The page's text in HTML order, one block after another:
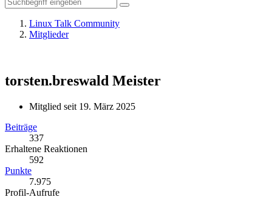
Linux Talk Community
Mitglieder
torsten.breswald Meister
Mitglied seit 19. März 2025
Beiträge
337
Erhaltene Reaktionen
592
Punkte
7.975
Profil-Aufrufe